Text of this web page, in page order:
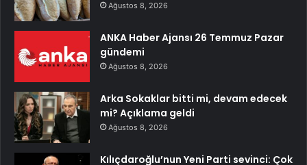
Ağustos 8, 2026
ANKA Haber Ajansı 26 Temmuz Pazar
gündemi
Ağustos 8, 2026
Arka Sokaklar bitti mi, devam edecek
mi? Açıklama geldi
Ağustos 8, 2026
Kılıçdaroğlu’nun Yeni Parti sevinci: Çok